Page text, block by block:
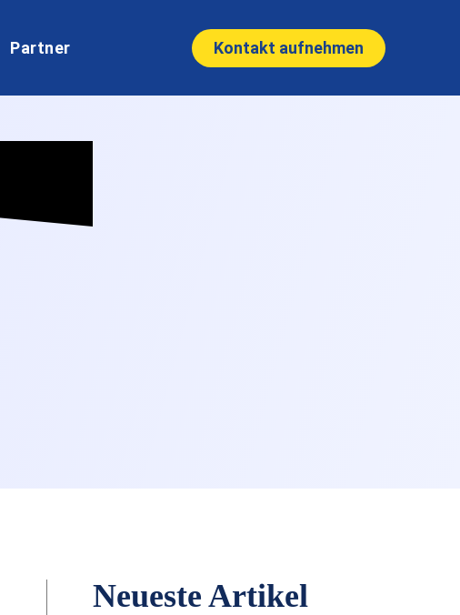
Partner Kontakt aufnehmen
Neueste Artikel